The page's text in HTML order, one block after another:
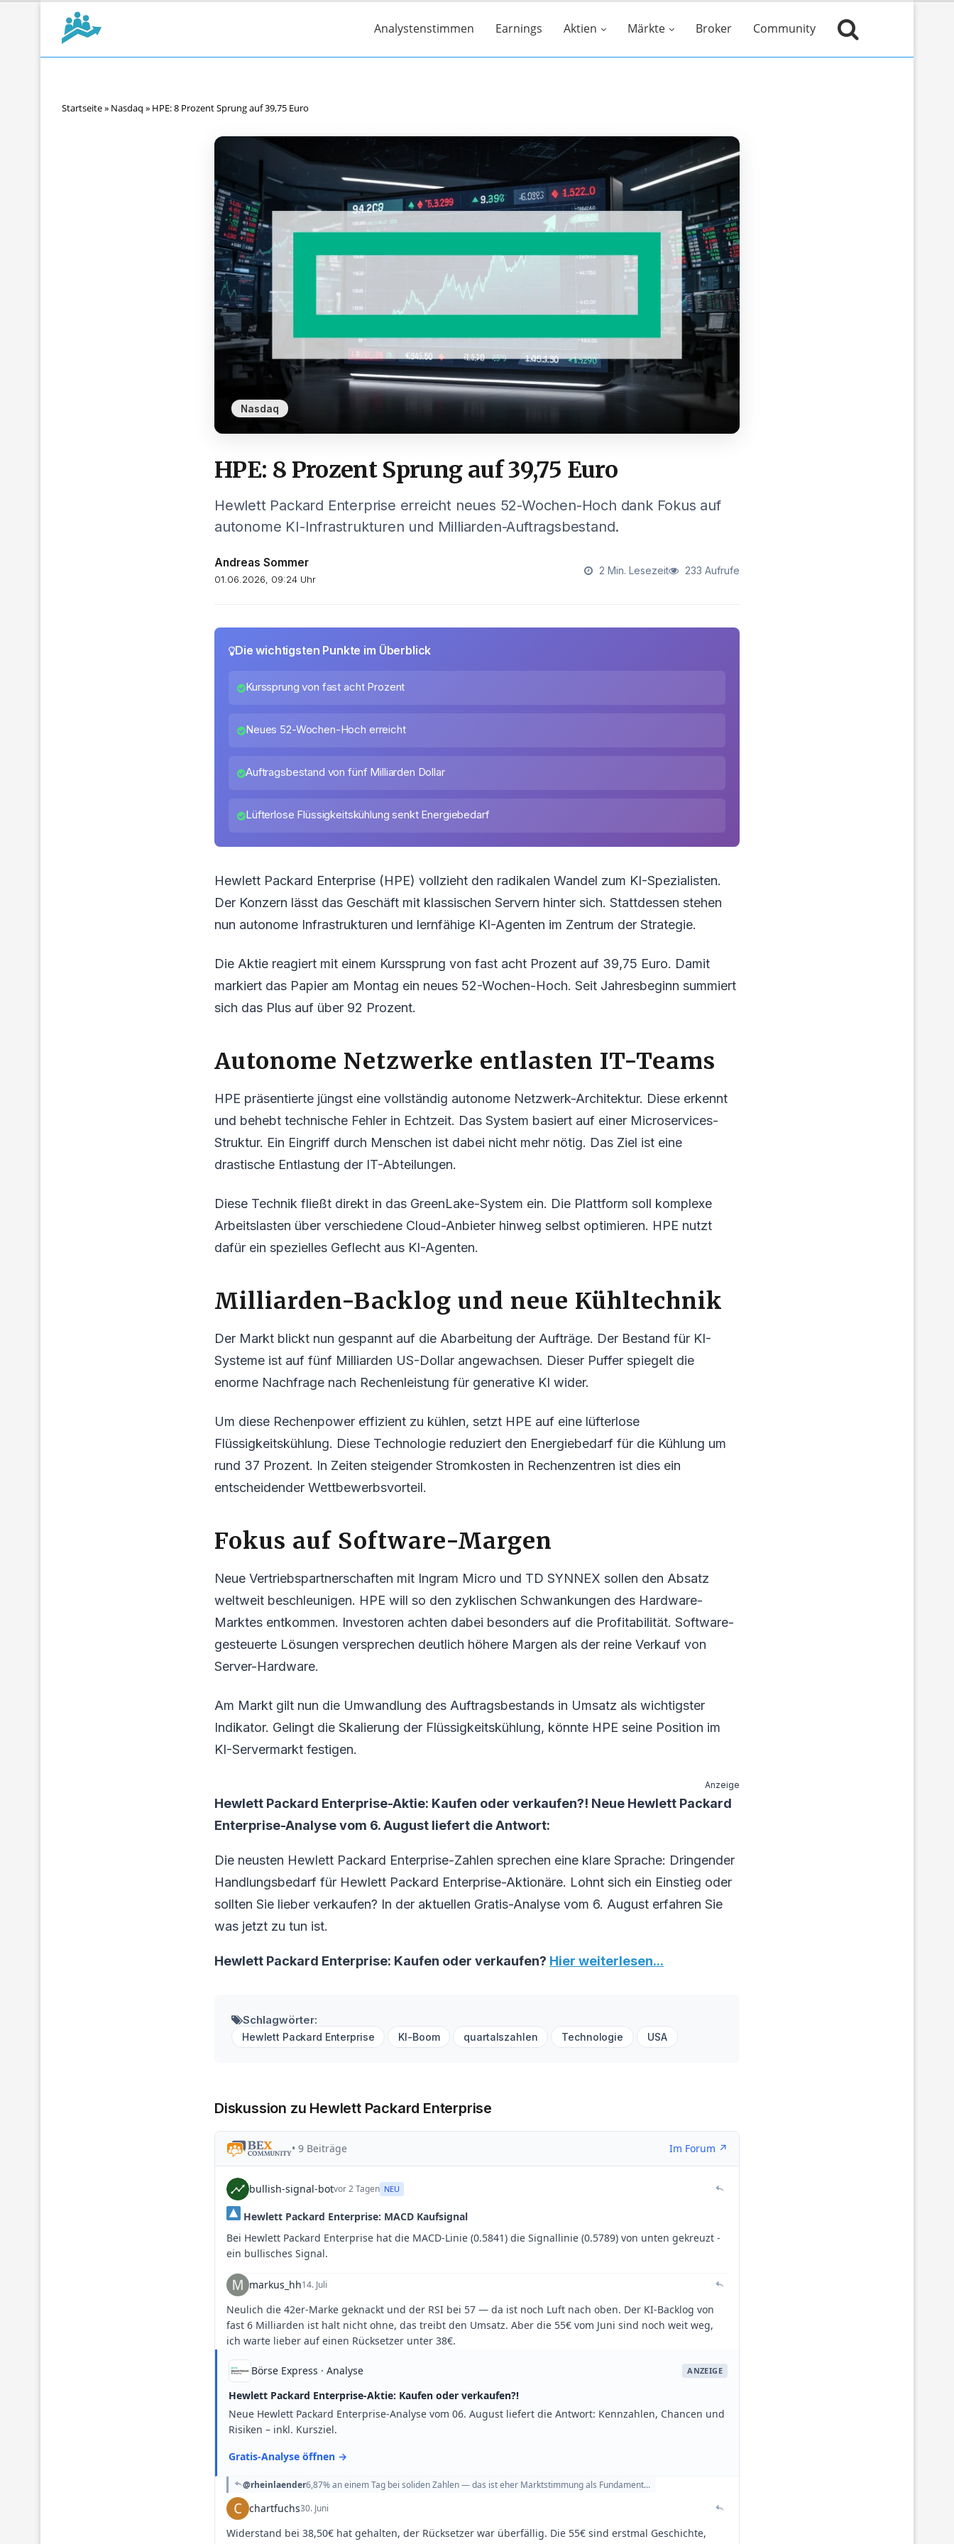
Analystenstimmen Earnings Aktien Märkte Broker Community
Startseite» Nasdaq » HPE: 8 Prozent Sprung auf 39,75 Euro
Nasdaq
HPE: 8 Prozent Sprung auf 39,75 Euro
Hewlett Packard Enterprise erreicht neues 52-Wochen-Hoch dank Fokus auf
autonome KI-Infrastrukturen und Milliarden-Auftragsbestand.
Andreas Sommer
01.06.2026, 09:24 Uhr
2 Min. Lesezeit 233 Aufrufe
Die wichtigsten Punkte im Überblick
Kurssprung von fast acht Prozent
Neues 52-Wochen-Hoch erreicht
Auftragsbestand von fünf Milliarden Dollar
Lüfterlose Flüssigkeitskühlung senkt Energiebedarf
Hewlett Packard Enterprise (HPE) vollzieht den radikalen Wandel zum KI-Spezialisten.
Der Konzern lässt das Geschäft mit klassischen Servern hinter sich. Stattdessen stehen
nun autonome Infrastrukturen und lernfähige KI-Agenten im Zentrum der Strategie.
Die Aktie reagiert mit einem Kurssprung von fast acht Prozent auf 39,75 Euro. Damit
markiert das Papier am Montag ein neues 52-Wochen-Hoch. Seit Jahresbeginn summiert
sich das Plus auf über 92 Prozent.
Autonome Netzwerke entlasten IT-Teams
HPE präsentierte jüngst eine vollständig autonome Netzwerk-Architektur. Diese erkennt
und behebt technische Fehler in Echtzeit. Das System basiert auf einer Microservices-
Struktur. Ein Eingriff durch Menschen ist dabei nicht mehr nötig. Das Ziel ist eine
drastische Entlastung der IT-Abteilungen.
Diese Technik fließt direkt in das GreenLake-System ein. Die Plattform soll komplexe
Arbeitslasten über verschiedene Cloud-Anbieter hinweg selbst optimieren. HPE nutzt
dafür ein spezielles Geflecht aus KI-Agenten.
Milliarden-Backlog und neue Kühltechnik
Der Markt blickt nun gespannt auf die Abarbeitung der Aufträge. Der Bestand für KI-
Systeme ist auf fünf Milliarden US-Dollar angewachsen. Dieser Puffer spiegelt die
enorme Nachfrage nach Rechenleistung für generative KI wider.
Um diese Rechenpower effizient zu kühlen, setzt HPE auf eine lüfterlose
Flüssigkeitskühlung. Diese Technologie reduziert den Energiebedarf für die Kühlung um
rund 37 Prozent. In Zeiten steigender Stromkosten in Rechenzentren ist dies ein
entscheidender Wettbewerbsvorteil.
Fokus auf Software-Margen
Neue Vertriebspartnerschaften mit Ingram Micro und TD SYNNEX sollen den Absatz
weltweit beschleunigen. HPE will so den zyklischen Schwankungen des Hardware-
Marktes entkommen. Investoren achten dabei besonders auf die Profitabilität. Software-
gesteuerte Lösungen versprechen deutlich höhere Margen als der reine Verkauf von
Server-Hardware.
Am Markt gilt nun die Umwandlung des Auftragsbestands in Umsatz als wichtigster
Indikator. Gelingt die Skalierung der Flüssigkeitskühlung, könnte HPE seine Position im
KI-Servermarkt festigen.
Anzeige
Hewlett Packard Enterprise-Aktie: Kaufen oder verkaufen?! Neue Hewlett Packard
Enterprise-Analyse vom 6. August liefert die Antwort:
Die neusten Hewlett Packard Enterprise-Zahlen sprechen eine klare Sprache: Dringender
Handlungsbedarf für Hewlett Packard Enterprise-Aktionäre. Lohnt sich ein Einstieg oder
sollten Sie lieber verkaufen? In der aktuellen Gratis-Analyse vom 6. August erfahren Sie
was jetzt zu tun ist.
Hewlett Packard Enterprise: Kaufen oder verkaufen? Hier weiterlesen...
Schlagwörter:
Hewlett Packard Enterprise KI-Boom quartalszahlen Technologie USA
Diskussion zu Hewlett Packard Enterprise